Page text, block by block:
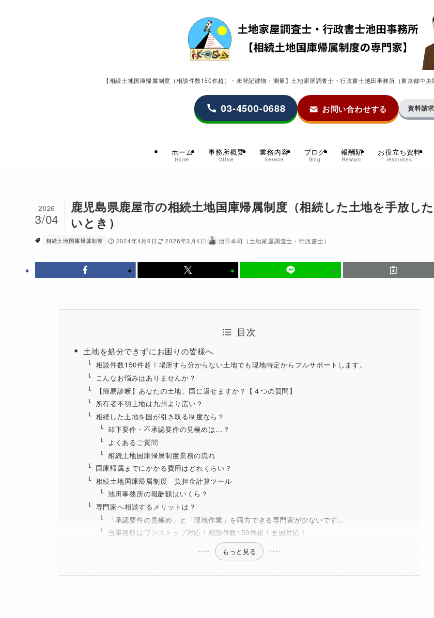
【相続土地国庫帰属制度（相談件数150件超）・未登記建物・測量】土地家屋調査士・行政書士池田事務所（東京都中
ホーム
Home
事務所概要
Office
業務内容
Service
ブログ
Blog
報酬額
Reward
お役立ち資料
resources
03-4500-0688 お問い合わせする 資料請
鹿児島県鹿屋市の相続土地国庫帰属制度（相続した土地を手放した
いとき）
2026
3/04
相続土地国庫帰属制度 2024年4月9日 2026年3月4日 池田卓司（土地家屋調査士・行政書士）
目次
土地を処分できずにお困りの皆様へ
相談件数150件超！場所すら分からない土地でも現地特定からフルサポートします。
こんなお悩みはありませんか？
【簡易診断】あなたの土地、国に返せますか？【４つの質問】
所有者不明土地は九州より広い？
相続した土地を国が引き取る制度なら？
却下要件・不承認要件の見極めは…？
よくあるご質問
相続土地国庫帰属制度業務の流れ
国庫帰属までにかかる費用はどれくらい？
相続土地国庫帰属制度 負担金計算ツール
池田事務所の報酬額はいくら？
専門家へ相談するメリットは？
「承認要件の見極め」と「現地作業」を両方できる専門家が少ないです…
当事務所はワンストップ対応！相談件数150件超！全国対応！
もっと見る